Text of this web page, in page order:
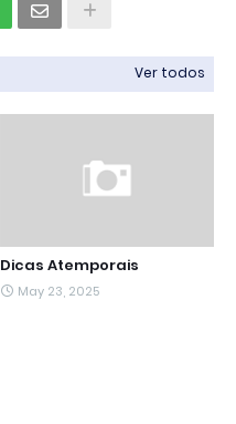
Ver todos
Dicas Atemporais
May 23, 2025